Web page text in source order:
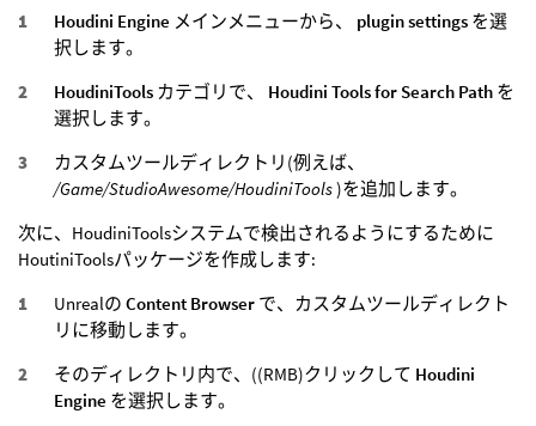
Houdini Engine メインメニューから、 plugin settings を選
択します。
HoudiniTools カテゴリで、 Houdini Tools for Search Path を
選択します。
カスタムツールディレクトリ(例えば、
/Game/StudioAwesome/HoudiniTools)を追加します。
次に、HoudiniToolsシステムで検出されるようにするために
HoutiniToolsパッケージを作成します:
Unrealの Content Browser で、カスタムツールディレクト
リに移動します。
そのディレクトリ内で、((RMB)クリックして Houdini
Engine を選択します。